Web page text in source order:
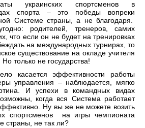
украинских спортсменов в
спорта – это победы вопреки
Системе страны, а не благодаря.
родителей, тренеров, самих
что если он не будет на тренировках
на международных турнирах, то
существование на окладе учителя
только не государства!
касается эффективности работы
управления – наблюдается, мягко
И успехи в командных видах
когда вся Система работает
Ну вы же не можете возить
спортсменов на игры чемпионата
страны, не так ли?